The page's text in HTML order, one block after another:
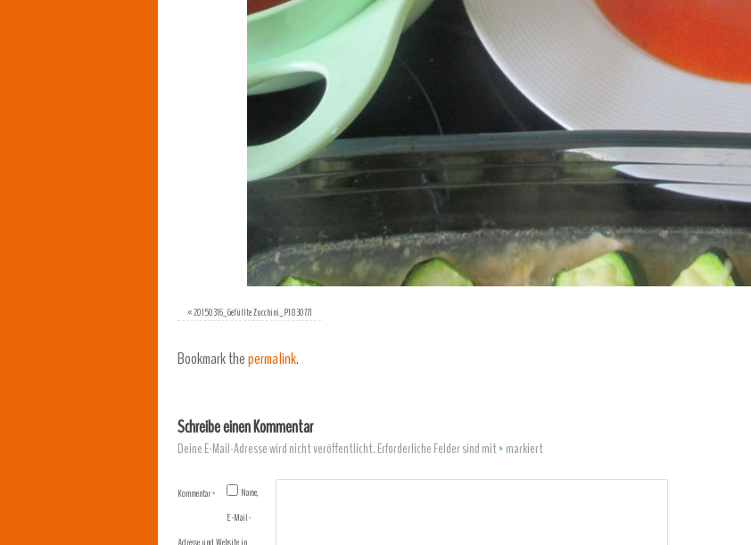
«20150316_Gefüllte Zucchini_P1830771
Bookmark thepermalink.
Schreibe einen Kommentar
Deine E-Mail-Adresse wird nicht veröffentlicht.Erforderliche Felder sind mit*markiert
Kommentar*
Name,
E-Mail-